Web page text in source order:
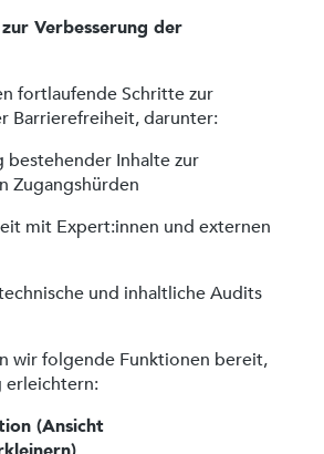
Verbesserung der
fortlaufende Schritte zur
Barrierefreiheit, darunter:
bestehender Inhalte zur
Zugangshürden
mit Expert:innen und externen
und inhaltliche Audits
wir folgende Funktionen bereit,
erleichtern:
(Ansicht